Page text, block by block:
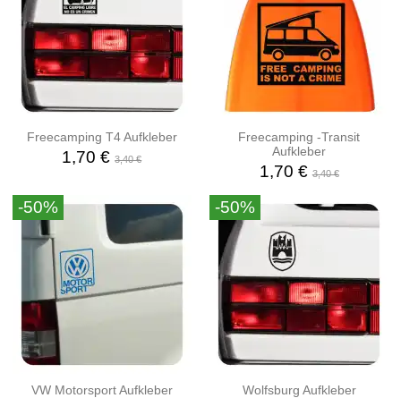
Freecamping T4 Aufkleber
1,70 €3,40 €
Freecamping -Transit
Aufkleber
1,70 €3,40 €
-50%
VW Motorsport Aufkleber
-50%
Wolfsburg Aufkleber